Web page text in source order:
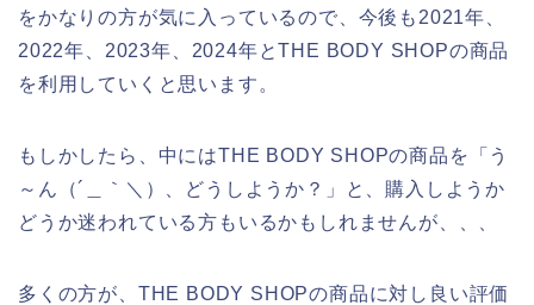
をかなりの方が気に入っているので、今後も2021年、
2022年、2023年、2024年とTHE BODY SHOPの商品
を利用していくと思います。
もしかしたら、中にはTHE BODY SHOPの商品を「う
～ん（´＿｀＼）、どうしようか？」と、購入しようか
どうか迷われている方もいるかもしれませんが、、、
多くの方が、THE BODY SHOPの商品に対し良い評価